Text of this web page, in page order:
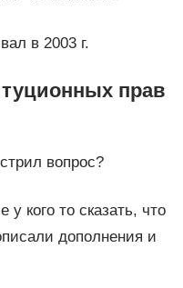
в 2003 г.
прав
вопрос?
кого то сказать, что
дополнения и